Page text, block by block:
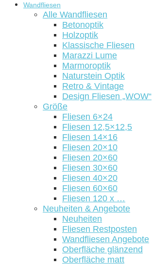
Wandfliesen
Alle Wandfliesen
Betonoptik
Holzoptik
Klassische Fliesen
Marazzi Lume
Marmoroptik
Naturstein Optik
Retro & Vintage
Design Fliesen „WOW“
Größe
Fliesen 6×24
Fliesen 12,5×12,5
Fliesen 14×16
Fliesen 20×10
Fliesen 20×60
Fliesen 30×60
Fliesen 40×20
Fliesen 60×60
Fliesen 120 x …
Neuheiten & Angebote
Neuheiten
Fliesen Restposten
Wandfliesen Angebote
Oberfläche glänzend
Oberfläche matt